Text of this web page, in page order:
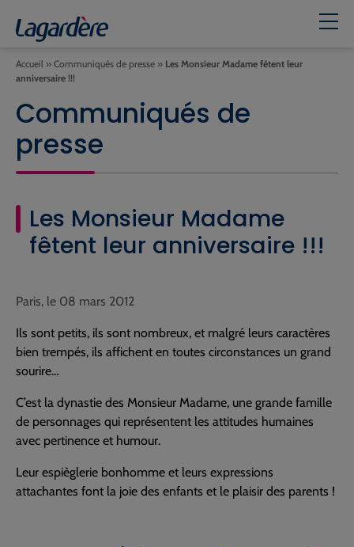
Accueil » Communiqués de presse » Les Monsieur Madame fêtent leur
anniversaire !!!
Communiqués de
presse
Les Monsieur Madame
fêtent leur anniversaire !!!
Paris, le 08 mars 2012
Ils sont petits, ils sont nombreux, et malgré leurs caractères
bien trempés, ils affichent en toutes circonstances un grand
sourire…
C’est la dynastie des Monsieur Madame, une grande famille
de personnages qui représentent les attitudes humaines
avec pertinence et humour.
Leur espièglerie bonhomme et leurs expressions
attachantes font la joie des enfants et le plaisir des parents !